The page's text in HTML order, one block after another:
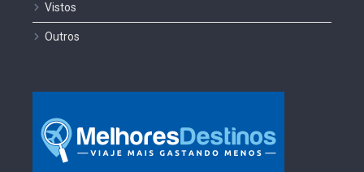
Vistos
Outros